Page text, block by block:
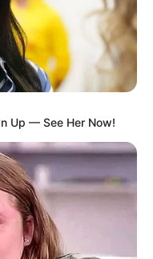
Up — See Her Now!